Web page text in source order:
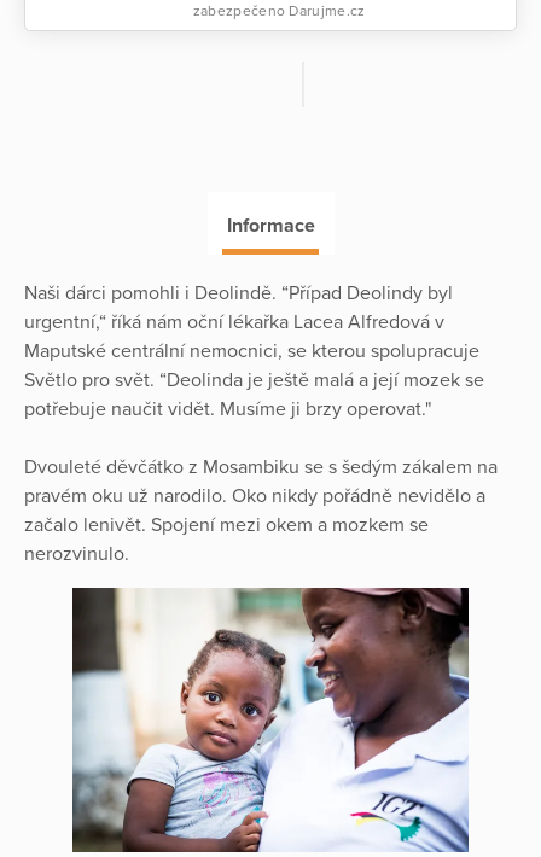
zabezpečeno Darujme.cz
Informace
Naši dárci pomohli i Deolindě. “Případ Deolindy byl
urgentní,“ říká nám oční lékařka Lacea Alfredová v
Maputské centrální nemocnici, se kterou spolupracuje
Světlo pro svět. “Deolinda je ještě malá a její mozek se
potřebuje naučit vidět. Musíme ji brzy operovat."
Dvouleté děvčátko z Mosambiku se s šedým zákalem na
pravém oku už narodilo. Oko nikdy pořádně nevidělo a
začalo lenivět. Spojení mezi okem a mozkem se
nerozvinulo.